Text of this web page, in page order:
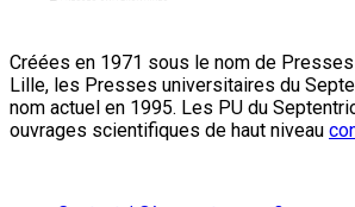
Créées en 1971 sous le nom de
Lille, les Presses universitaires du
nom actuel en 1995. Les PU du
ouvrages scientifiques de haut niveau